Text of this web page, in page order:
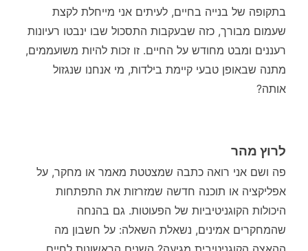
בתקופה של בנייה בחיים, לעיתים אני מייחלת לקצת
שעמום מבורך, כזה שבעקבות התסכול שבו ינבטו רעיונות
רעננים ומבט מחודש על החיים. זו זכות להיות משועממים,
מתנה שבאופן טבעי קיימת בילדות, מי אנחנו שנגזול
אותה?
לרוץ מהר
פה ושם אני רואה כתבה שמצטטת מאמר או מחקר, על
אפליקציה או תוכנה חדשה שמזרזות את התפתחות
היכולות הקוגניטיביות של הפעוטות. גם בהנחה
שהמחקרים אמינים, נשאלת השאלה: על חשבון מה